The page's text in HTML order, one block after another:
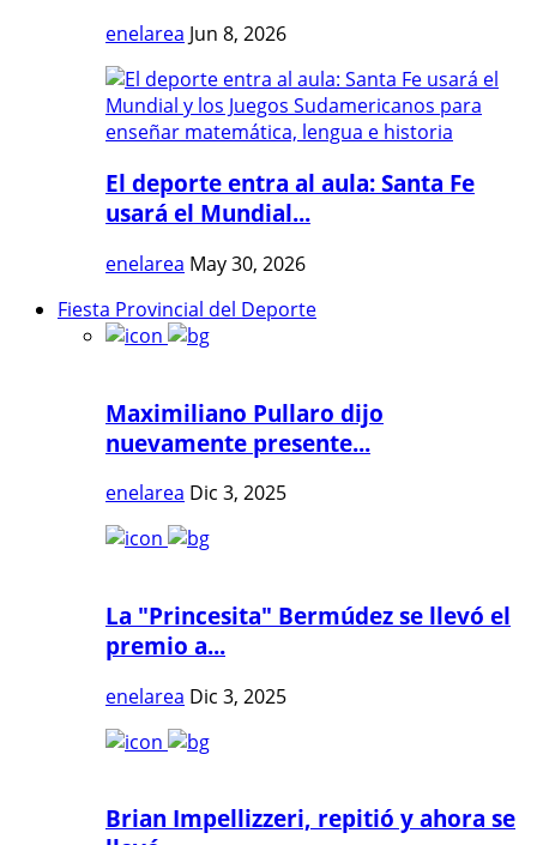
enelarea Jun 8, 2026
El deporte entra al aula: Santa Fe
usará el Mundial...
enelarea May 30, 2026
Fiesta Provincial del Deporte
Maximiliano Pullaro dijo
nuevamente presente...
enelarea Dic 3, 2025
La "Princesita" Bermúdez se llevó el
premio a...
enelarea Dic 3, 2025
Brian Impellizzeri, repitió y ahora se